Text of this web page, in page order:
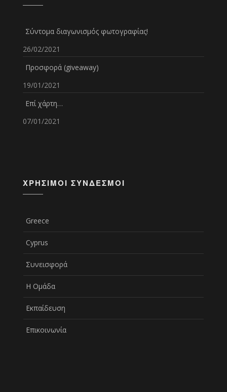
Σύντομα διαγωνισμός φωτογραφίας!
26/02/2021
Προσφορά (giveaway)
19/01/2021
Επί χάρτη…
07/01/2021
ΧΡΉΣΙΜΟΙ ΣΎΝΔΕΣΜΟΙ
Greece
Cyprus
Συνεισφορά
Η Ομάδα
Εκπαίδευση
Επικοινωνία